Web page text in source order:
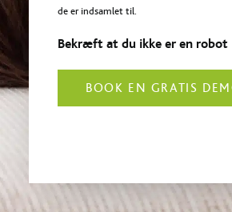
de er indsamlet til.
Bekræft at du ikke er en robot